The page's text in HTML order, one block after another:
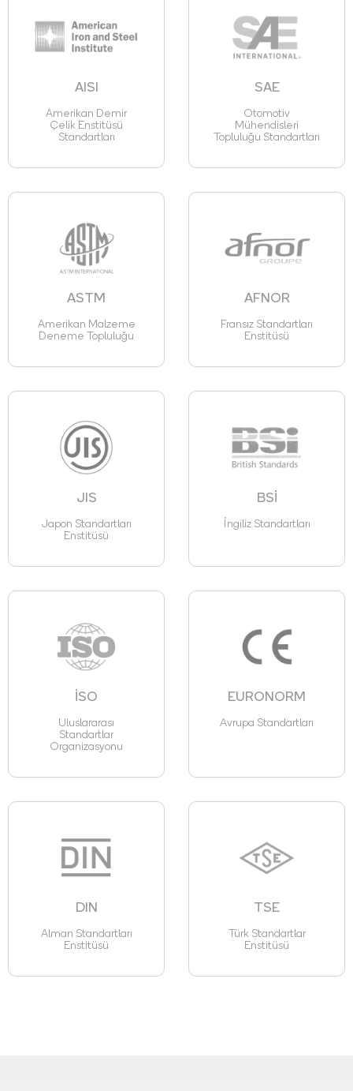
AISI
Amerikan Demir
Çelik Enstitüsü
Standartları
SAE
Otomotiv
Mühendisleri
Topluluğu Standartları
ASTM
Amerikan Malzeme
Deneme Topluluğu
AFNOR
Fransız Standartları
Enstitüsü
JIS
Japon Standartları
Enstitüsü
BSİ
İngiliz Standartları
İSO
Uluslararası
Standartlar
Organizasyonu
EURONORM
Avrupa Standartları
DIN
Alman Standartları
Enstitüsü
TSE
Türk Standartlar
Enstitüsü